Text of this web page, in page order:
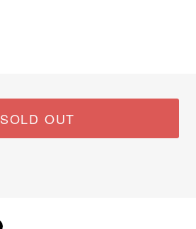
SOLD OUT